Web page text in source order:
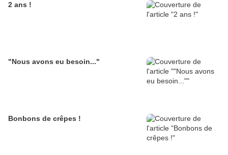
2 ans !
"Nous avons eu besoin..."
Bonbons de crêpes !